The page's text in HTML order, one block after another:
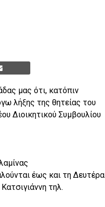
μας ότι, κατόπιν
λήξης της θητείας του
Διοικητικού Συμβουλίου
έως και τη Δευτέρα
τηλ.